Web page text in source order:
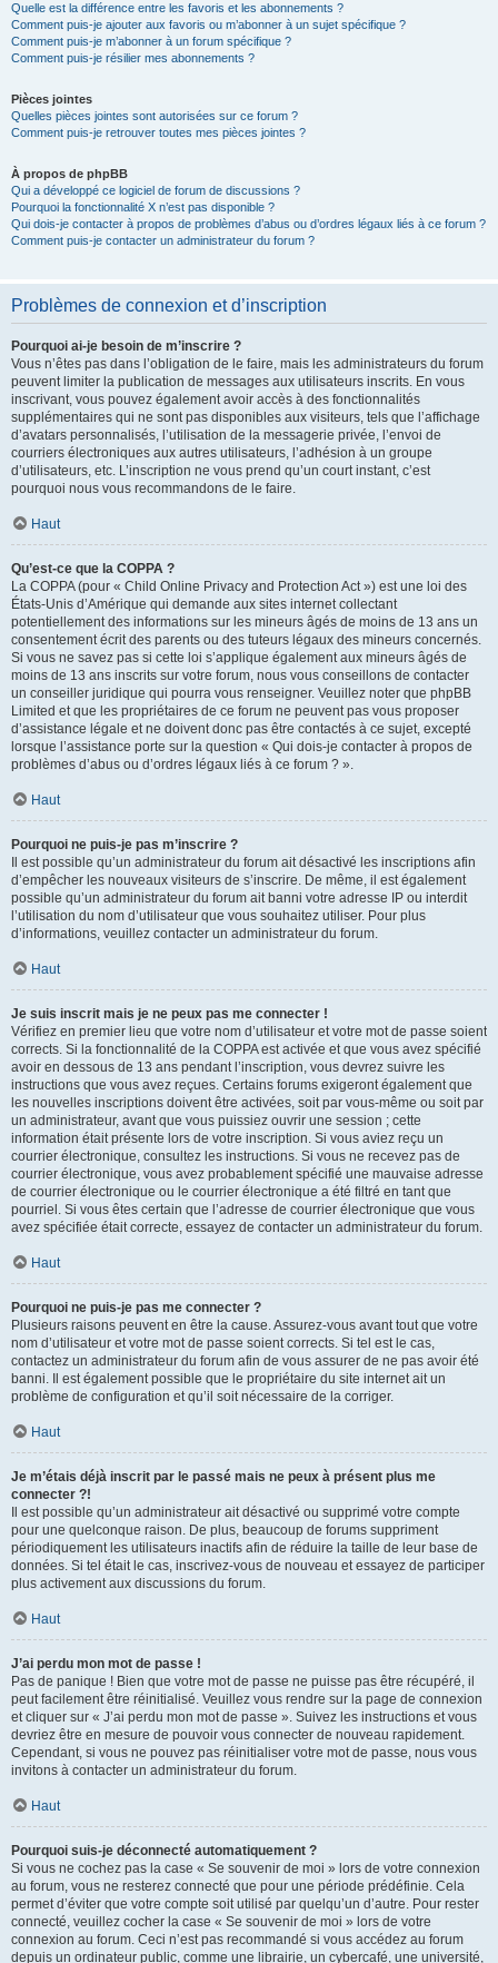
Quelle est la différence entre les favoris et les abonnements ?
Comment puis-je ajouter aux favoris ou m’abonner à un sujet spécifique ?
Comment puis-je m’abonner à un forum spécifique ?
Comment puis-je résilier mes abonnements ?
Pièces jointes
Quelles pièces jointes sont autorisées sur ce forum ?
Comment puis-je retrouver toutes mes pièces jointes ?
À propos de phpBB
Qui a développé ce logiciel de forum de discussions ?
Pourquoi la fonctionnalité X n’est pas disponible ?
Qui dois-je contacter à propos de problèmes d’abus ou d’ordres légaux liés à ce forum ?
Comment puis-je contacter un administrateur du forum ?
Problèmes de connexion et d’inscription
Pourquoi ai-je besoin de m’inscrire ?
Vous n’êtes pas dans l’obligation de le faire, mais les administrateurs du forum
peuvent limiter la publication de messages aux utilisateurs inscrits. En vous
inscrivant, vous pouvez également avoir accès à des fonctionnalités
supplémentaires qui ne sont pas disponibles aux visiteurs, tels que l’affichage
d’avatars personnalisés, l’utilisation de la messagerie privée, l’envoi de
courriers électroniques aux autres utilisateurs, l’adhésion à un groupe
d’utilisateurs, etc. L’inscription ne vous prend qu’un court instant, c’est
pourquoi nous vous recommandons de le faire.
Haut
Qu’est-ce que la COPPA ?
La COPPA (pour « Child Online Privacy and Protection Act ») est une loi des
États-Unis d’Amérique qui demande aux sites internet collectant
potentiellement des informations sur les mineurs âgés de moins de 13 ans un
consentement écrit des parents ou des tuteurs légaux des mineurs concernés.
Si vous ne savez pas si cette loi s’applique également aux mineurs âgés de
moins de 13 ans inscrits sur votre forum, nous vous conseillons de contacter
un conseiller juridique qui pourra vous renseigner. Veuillez noter que phpBB
Limited et que les propriétaires de ce forum ne peuvent pas vous proposer
d’assistance légale et ne doivent donc pas être contactés à ce sujet, excepté
lorsque l’assistance porte sur la question « Qui dois-je contacter à propos de
problèmes d’abus ou d’ordres légaux liés à ce forum ? ».
Haut
Pourquoi ne puis-je pas m’inscrire ?
Il est possible qu’un administrateur du forum ait désactivé les inscriptions afin
d’empêcher les nouveaux visiteurs de s’inscrire. De même, il est également
possible qu’un administrateur du forum ait banni votre adresse IP ou interdit
l’utilisation du nom d’utilisateur que vous souhaitez utiliser. Pour plus
d’informations, veuillez contacter un administrateur du forum.
Haut
Je suis inscrit mais je ne peux pas me connecter !
Vérifiez en premier lieu que votre nom d’utilisateur et votre mot de passe soient
corrects. Si la fonctionnalité de la COPPA est activée et que vous avez spécifié
avoir en dessous de 13 ans pendant l’inscription, vous devrez suivre les
instructions que vous avez reçues. Certains forums exigeront également que
les nouvelles inscriptions doivent être activées, soit par vous-même ou soit par
un administrateur, avant que vous puissiez ouvrir une session ; cette
information était présente lors de votre inscription. Si vous aviez reçu un
courrier électronique, consultez les instructions. Si vous ne recevez pas de
courrier électronique, vous avez probablement spécifié une mauvaise adresse
de courrier électronique ou le courrier électronique a été filtré en tant que
pourriel. Si vous êtes certain que l’adresse de courrier électronique que vous
avez spécifiée était correcte, essayez de contacter un administrateur du forum.
Haut
Pourquoi ne puis-je pas me connecter ?
Plusieurs raisons peuvent en être la cause. Assurez-vous avant tout que votre
nom d’utilisateur et votre mot de passe soient corrects. Si tel est le cas,
contactez un administrateur du forum afin de vous assurer de ne pas avoir été
banni. Il est également possible que le propriétaire du site internet ait un
problème de configuration et qu’il soit nécessaire de la corriger.
Haut
Je m’étais déjà inscrit par le passé mais ne peux à présent plus me
connecter ?!
Il est possible qu’un administrateur ait désactivé ou supprimé votre compte
pour une quelconque raison. De plus, beaucoup de forums suppriment
périodiquement les utilisateurs inactifs afin de réduire la taille de leur base de
données. Si tel était le cas, inscrivez-vous de nouveau et essayez de participer
plus activement aux discussions du forum.
Haut
J’ai perdu mon mot de passe !
Pas de panique ! Bien que votre mot de passe ne puisse pas être récupéré, il
peut facilement être réinitialisé. Veuillez vous rendre sur la page de connexion
et cliquer sur « J’ai perdu mon mot de passe ». Suivez les instructions et vous
devriez être en mesure de pouvoir vous connecter de nouveau rapidement.
Cependant, si vous ne pouvez pas réinitialiser votre mot de passe, nous vous
invitons à contacter un administrateur du forum.
Haut
Pourquoi suis-je déconnecté automatiquement ?
Si vous ne cochez pas la case « Se souvenir de moi » lors de votre connexion
au forum, vous ne resterez connecté que pour une période prédéfinie. Cela
permet d’éviter que votre compte soit utilisé par quelqu’un d’autre. Pour rester
connecté, veuillez cocher la case « Se souvenir de moi » lors de votre
connexion au forum. Ceci n’est pas recommandé si vous accédez au forum
depuis un ordinateur public, comme une librairie, un cybercafé, une université,